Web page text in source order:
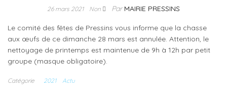
26 mars 2021 Non ParMAIRIE PRESSINS
Le comité des fêtes de Pressins vous informe que la chasse
aux œufs de ce dimanche 28 mars est annulée. Attention, le
nettoyage de printemps est maintenue de 9h à 12h par petit
groupe (masque obligatoire).
Catégorie 2021 Actu